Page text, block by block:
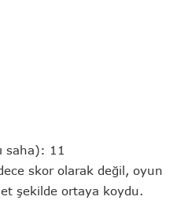
saha): 11
skor olarak değil, oyun
şekilde ortaya koydu.